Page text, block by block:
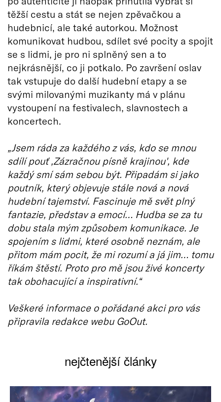
těžší cestu a stát se nejen zpěvačkou a
hudebnicí, ale také autorkou. Možnost
komunikovat hudbou, sdílet své pocity a spojit
se s lidmi, je pro ni splněný sen a to
nejkrásnější, co ji potkalo. Po završení oslav
tak vstupuje do další hudební etapy a se
svými milovanými muzikanty má v plánu
vystoupení na festivalech, slavnostech a
koncertech.
„Jsem ráda za každého z vás, kdo se mnou
sdílí pouť ‚Zázračnou písně krajinou', kde
každý smí sám sebou být. Připadám si jako
poutník, který objevuje stále nová a nová
hudební tajemství. Fascinuje mě svět plný
fantazie, představ a emocí… Hudba se za tu
dobu stala mým způsobem komunikace. Je
spojením s lidmi, které osobně neznám, ale
přitom mám pocit, že mi rozumí a já jim… tomu
říkám štěstí. Proto pro mě jsou živé koncerty
tak obohacující a inspirativní.“
Veškeré informace o pořádané akci pro vás
připravila redakce webu GoOut.
nejčtenější články